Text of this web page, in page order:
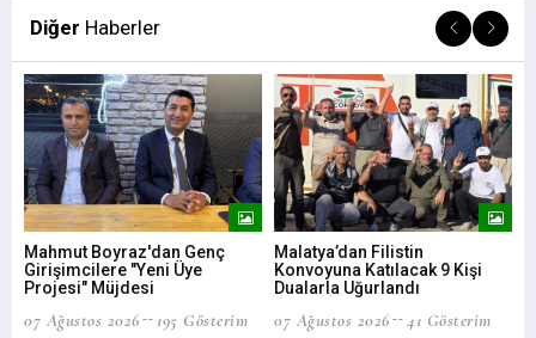
Diğer Haberler
Mahmut Boyraz'dan Genç
Girişimcilere "Yeni Üye
Projesi" Müjdesi
07 Ağustos 2026 195 Gösterim
Malatya’dan Filistin
Konvoyuna Katılacak 9 Kişi
Dualarla Uğurlandı
07 Ağustos 2026 41 Gösterim